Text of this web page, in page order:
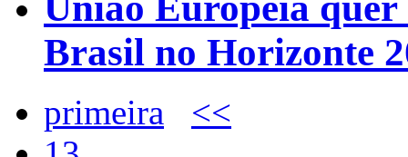
Brasil no Horizonte
primeira
<<